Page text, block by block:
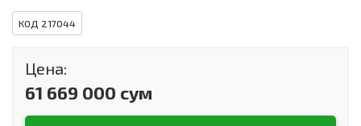
КОД 217044
Цена:
61 669 000 сум